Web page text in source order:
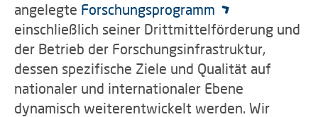
angelegte Forschungsprogramm
einschließlich seiner Drittmittelförderung und
der Betrieb der Forschungsinfrastruktur,
dessen spezifische Ziele und Qualität auf
nationaler und internationaler Ebene
dynamisch weiterentwickelt werden. Wir